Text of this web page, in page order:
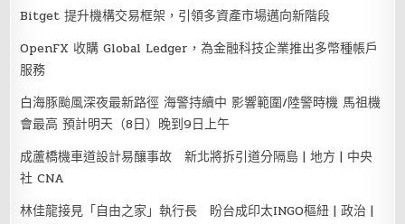
Bitget 提升機構交易框架，引領多資產市場邁向新階段
OpenFX 收購 Global Ledger，為金融科技企業推出多幣種帳戶
服務
白海豚颱風深夜最新路徑 海警持續中 影響範圍/陸警時機 馬祖機
會最高 預計明天（8日）晚到9日上午
成蘆橋機車道設計易釀事故 新北將拆引道分隔島 | 地方 | 中央
社 CNA
林佳龍接見「自由之家」執行長 盼台成印太INGO樞紐 | 政治 |